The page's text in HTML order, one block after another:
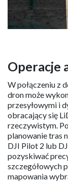
Operacje
W połączeniu z
dron może
przesyłowymi i
obracający się
rzeczywistym.
planowanie tras
DJI Pilot 2 lub
pozyskiwać
szczegółowych
mapowania